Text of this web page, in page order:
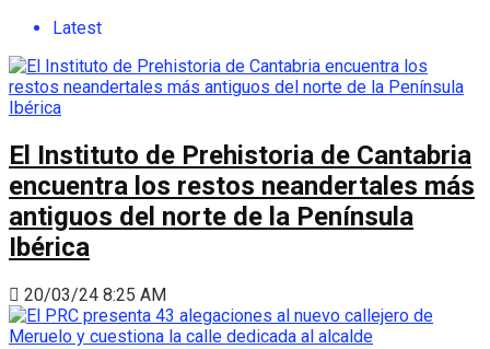
Latest
El Instituto de Prehistoria de Cantabria
encuentra los restos neandertales más
antiguos del norte de la Península
Ibérica
20/03/24 8:25 AM